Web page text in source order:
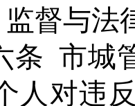
督与法
条 市城
人对违